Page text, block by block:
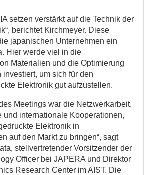
setzen verstärkt auf die Technik der
berichtet Kirchmeyer. Diese
japanischen Unternehmen ein
Hier werde viel in die
Materialien und die Optimierung
um sich für den
Elektronik gut aufzustellen.
Meetings war die Netzwerkarbeit.
und internationale Kooperationen,
Elektronik in
auf den Markt zu bringen“, sagt
stellvertretender Vorsitzender der
Officer bei JAPERA und Direktor
Research Center im AIST. Die